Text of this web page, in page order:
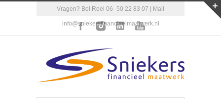
Vragen? Bel Roel 06- 50 22 83 07 | Mail
info@sniekersfinancieelmaatwerk.nl